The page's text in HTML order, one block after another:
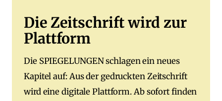
Die Zeitschrift wird zur
Plattform
Die SPIEGELUNGEN schlagen ein neues
Kapitel auf: Aus der gedruckten Zeitschrift
wird eine digitale Plattform. Ab sofort finden